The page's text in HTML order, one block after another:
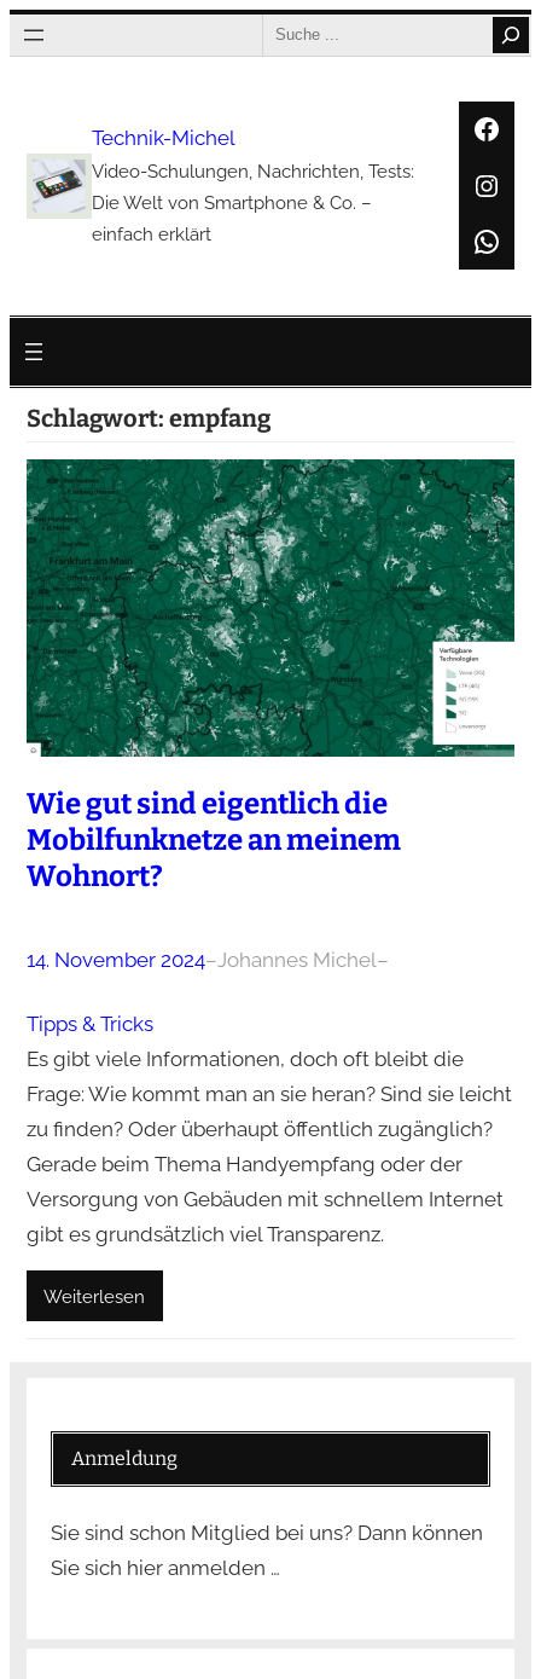
Zum
Inhalt
Search
Technik-Michel
Video-Schulungen, Nachrichten, Tests:
Die Welt von Smartphone & Co. –
einfach erklärt
Schlagwort: empfang
Wie gut sind eigentlich die
Mobilfunknetze an meinem
Wohnort?
14. November 2024–Johannes Michel–
Tipps & Tricks
Es gibt viele Informationen, doch oft bleibt die
Frage: Wie kommt man an sie heran? Sind sie leicht
zu finden? Oder überhaupt öffentlich zugänglich?
Gerade beim Thema Handyempfang oder der
Versorgung von Gebäuden mit schnellem Internet
gibt es grundsätzlich viel Transparenz.
Weiterlesen
Anmeldung
Sie sind schon Mitglied bei uns? Dann können
Sie sich hier anmelden …